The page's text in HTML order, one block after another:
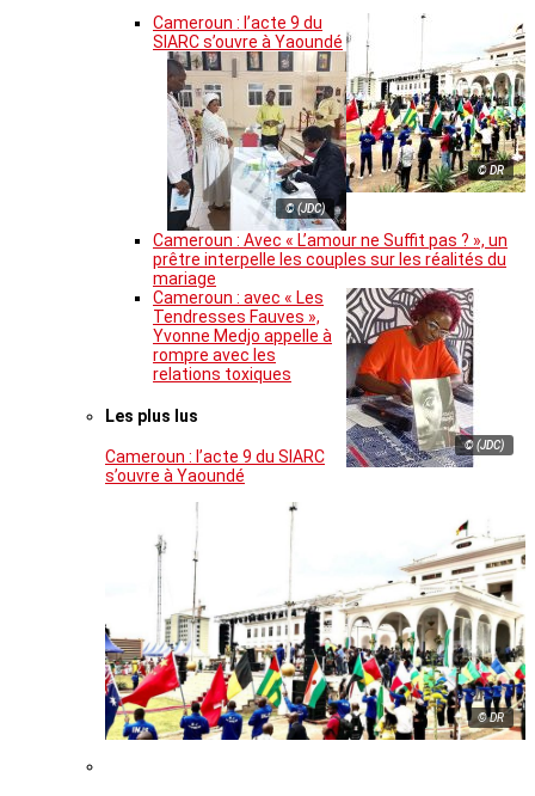
© DR
Cameroun : l’acte 9 du
SIARC s’ouvre à Yaoundé
© (JDC)
Cameroun : Avec « L’amour ne Suffit pas ? », un
prêtre interpelle les couples sur les réalités du
mariage
© (JDC)
Cameroun : avec « Les
Tendresses Fauves »,
Yvonne Medjo appelle à
rompre avec les
relations toxiques
Les plus lus
Cameroun : l’acte 9 du SIARC
s’ouvre à Yaoundé
© DR